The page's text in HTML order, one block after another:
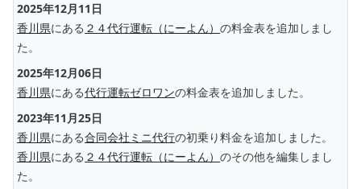
2025年12月11日
香川県にある ２４代行運転（にーよん） の料金表を追加しまし
た。
2025年12月06日
香川県にある代行運転ゼロワンの料金表を追加しました。
2023年11月25日
香川県にある合同会社ミニ代行の初乗り料金を追加しました。
香川県にある ２４代行運転（にーよん） のその他を編集しまし
た。